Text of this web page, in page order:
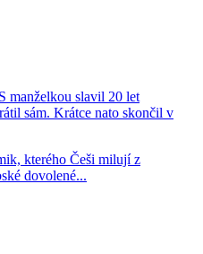
manželkou slavil 20 let
sám. Krátce nato skončil v
kterého Češi milují z
dovolené...